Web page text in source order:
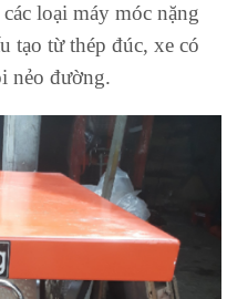
loại máy móc nặng
tạo từ thép đúc, xe có
nẻo đường.